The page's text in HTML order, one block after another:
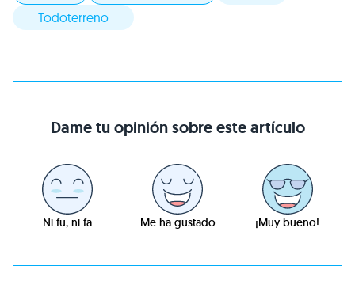
Todoterreno
Dame tu opinión sobre este artículo
Ni fu, ni fa Me ha gustado ¡Muy bueno!